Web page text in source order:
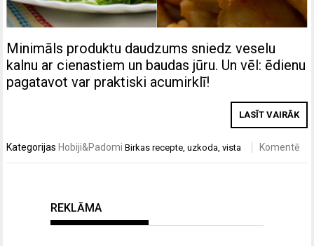
Minimāls produktu daudzums sniedz veselu
kalnu ar cienastiem un baudas jūru. Un vēl: ēdienu
pagatavot var praktiski acumirklī!
LASĪT VAIRĀK
Kategorijas Hobiji&Padomi Birkasrecepte,uzkoda,vista Komentē
REKLĀMA